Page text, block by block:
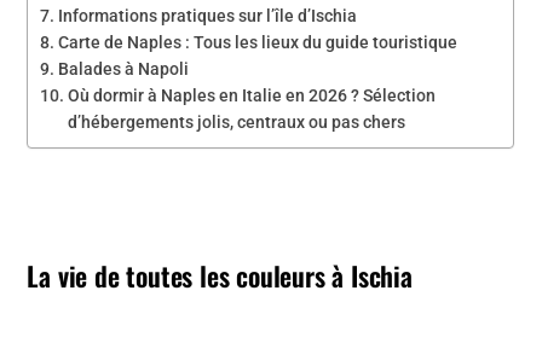
Informations pratiques sur l’île d’Ischia
Carte de Naples : Tous les lieux du guide touristique
Balades à Napoli
Où dormir à Naples en Italie en 2026 ? Sélection
d’hébergements jolis, centraux ou pas chers
La vie de toutes les couleurs à Ischia